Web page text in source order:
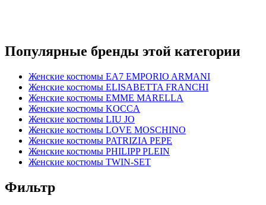
Популярные бренды этой категории
Женские костюмы EA7 EMPORIO ARMANI
Женские костюмы ELISABETTA FRANCHI
Женские костюмы EMME MARELLA
Женские костюмы KOCCA
Женские костюмы LIU JO
Женские костюмы LOVE MOSCHINO
Женские костюмы PATRIZIA PEPE
Женские костюмы PHILIPP PLEIN
Женские костюмы TWIN-SET
Фильтр